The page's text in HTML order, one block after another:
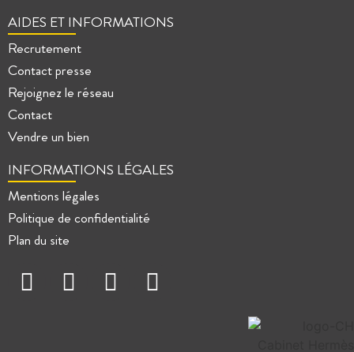
AIDES ET INFORMATIONS
Recrutement
Contact presse
Rejoignez le réseau
Contact
Vendre un bien
INFORMATIONS LÉGALES
Mentions légales
Politique de confidentialité
Plan du site